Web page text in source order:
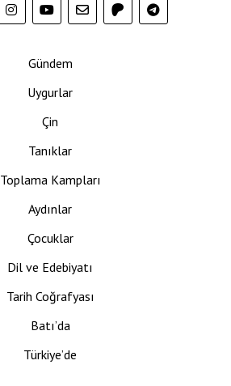
Gündem
Uygurlar
Çin
Tanıklar
Toplama Kampları
Aydınlar
Çocuklar
Dil ve Edebiyatı
Tarih Coğrafyası
Batı’da
Türkiye’de